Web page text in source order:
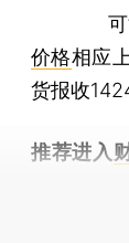
可能
价格相应
货报收
推荐进入